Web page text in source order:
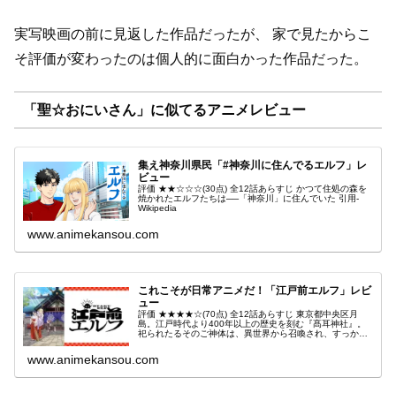
実写映画の前に見返した作品だったが、
家で見たからこ
そ評価が変わったのは個人的に面白かった作品だった。
「聖☆おにいさん」に似てるアニメレビュー
集え神奈川県民「#神奈川に住んでるエルフ」レ
ビュー
評価 ★★☆☆☆(30点) 全12話あらすじ かつて住処の森を
焼かれたエルフたちは──「神奈川」に住んでいた 引用-
Wikipedia
www.animekansou.com
これこそが日常アニメだ！「江戸前エルフ」レビ
ュー
評価 ★★★★☆(70点) 全12話あらすじ 東京都中央区月
島。江戸時代より400年以上の歴史を刻む『髙耳神社』。
祀られたるそのご神体は、異世界から召喚され、すっかり
www.animekansou.com